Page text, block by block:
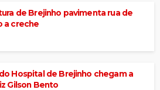
de Brejinho pavimenta rua de
a creche
Hospital de Brejinho chegam a
Gilson Bento